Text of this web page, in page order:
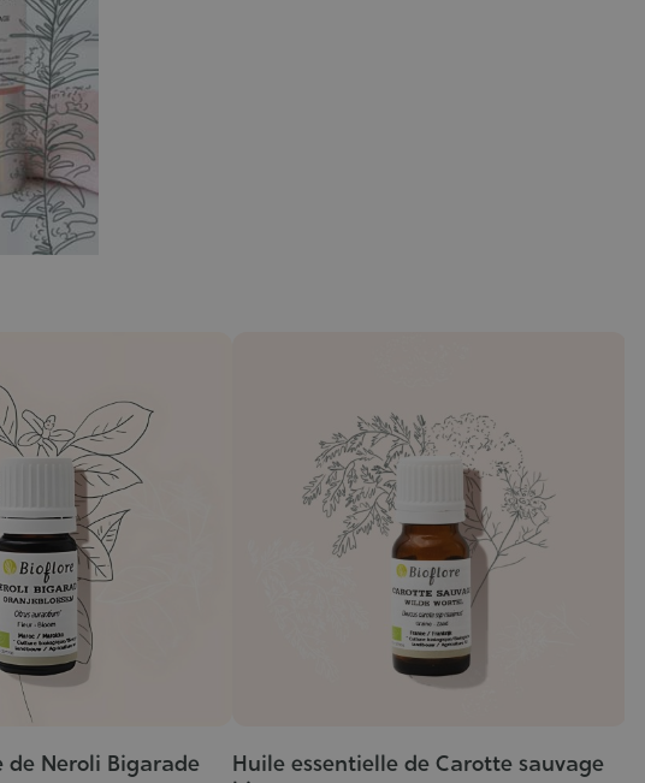
de Neroli Bigarade
Huile essentielle de Carotte sauvage
Grade